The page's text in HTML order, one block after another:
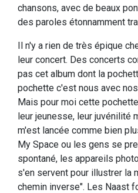
chansons, avec de beaux
des paroles étonnamment
Il n'y a rien de très épique
leur concert. Des concerts
pas cet album dont la
pochette c'est nous avec
Mais pour moi cette
leur jeunesse, leur juvénilité
m'est lancée comme bien
My Space ou les gens se
spontané, les appareils
s'en servent pour illustrer la
chemin inverse". Les Naast